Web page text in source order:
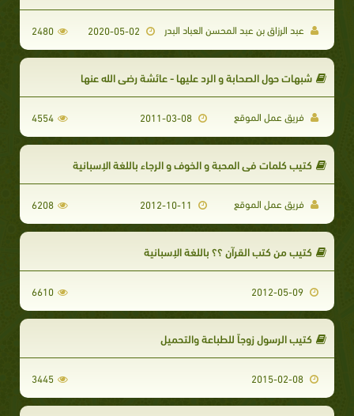
عبد الرزاق بن عبد المحسن العباد البدر 2480
شبهات حول الصحابة و الرد عليها - عائشة رضي الله عنها
فريق عمل الموقع 4554
كتيب كلمات في المحبة و الخوف و الرجاء باللغة الإسبانية
فريق عمل الموقع 6208
كتيب من كتب القرآن ؟؟ باللغة الإسبانية
6610
كتيب الرسول زوجاً للطباعة والتحميل
3445